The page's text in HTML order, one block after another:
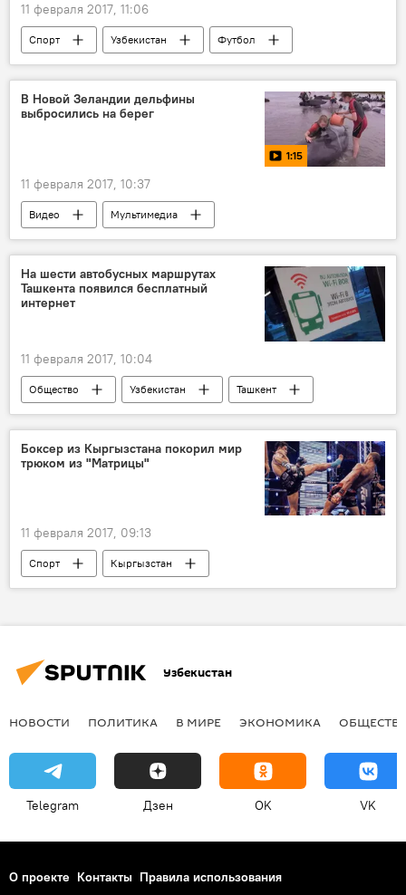
11 февраля 2017, 11:06
Спорт Узбекистан
Футбол
Футболист
В Новой Зеландии дельфины
выбросились на берег
1:15
11 февраля 2017, 10:37
Видео
Мультимедиа
Новая Зеландия
волонтер
дельфин
На шести автобусных маршрутах
Ташкента появился бесплатный
интернет
11 февраля 2017, 10:04
Общество Узбекистан
Ташкент
автобус
wi-fi
Боксер из Кыргызстана покорил мир
трюком из "Матрицы"
11 февраля 2017, 09:13
Спорт
Кыргызстан
Рафаэль Физиев
боксер Бокс
Узбекистан
НОВОСТИ ПОЛИТИКА В МИРЕ ЭКОНОМИКА
Telegram Дзен OK VK
О проекте Контакты Правила использования